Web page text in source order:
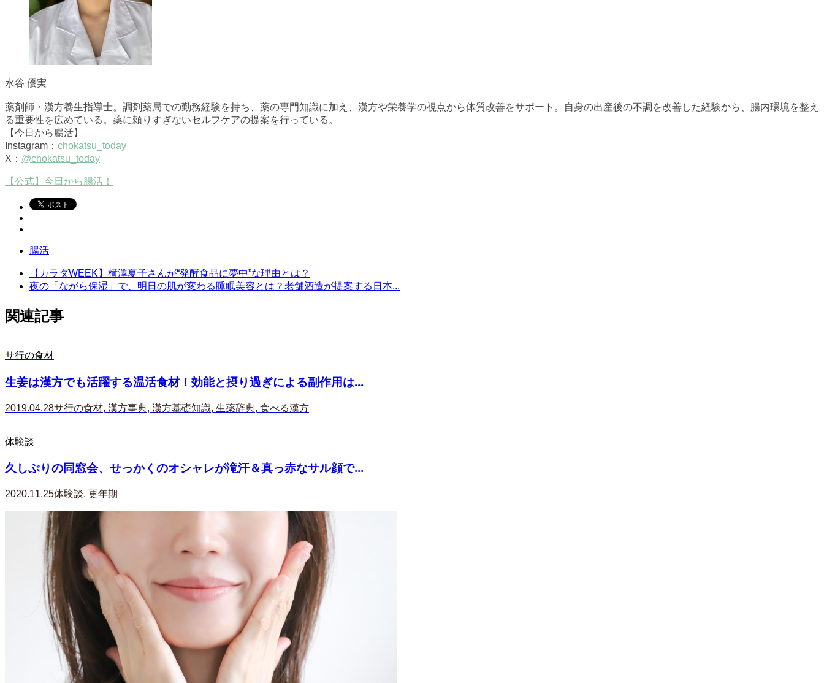
水谷 優実
薬剤師・漢方養生指導士。調剤薬局での勤務経験を持ち、薬の専門知識に加え、漢方や栄養学の視点から体質改善をサポート。自身の出産後の不調を改善した経験から、腸内環境を整え
る重要性を広めている。薬に頼りすぎないセルフケアの提案を行っている。
【今日から腸活】
Instagram： chokatsu_today
X： @chokatsu_today
【公式】今日から腸活！
腸活
【カラダWEEK】横澤夏子さんが“発酵食品に夢中”な理由とは？
夜の「ながら保湿」で、明日の肌が変わる睡眠美容とは？老舗酒造が提案する日本...
関連記事
サ行の食材
生姜は漢方でも活躍する温活食材！効能と摂り過ぎによる副作用は...
2019.04.28サ行の食材, 漢方事典, 漢方基礎知識, 生薬辞典, 食べる漢方
体験談
久しぶりの同窓会、せっかくのオシャレが滝汗＆真っ赤なサル顔で...
2020.11.25体験談, 更年期